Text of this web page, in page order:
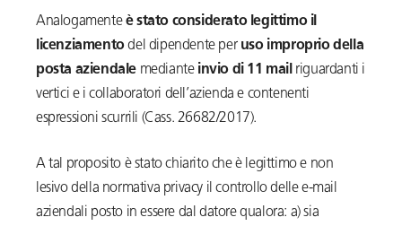
Analogamenteè stato considerato legittimo il
licenziamentodel dipendente per uso improprio della
posta aziendale mediante invio di 11 mail riguardanti i
vertici e i collaboratori dell’azienda e contenenti
espressioni scurrili (Cass. 26682/2017).
A tal proposito è stato chiarito che è legittimo e non
lesivo della normativa privacy il controllo delle e-mail
aziendali posto in essere dal datore qualora: a) sia